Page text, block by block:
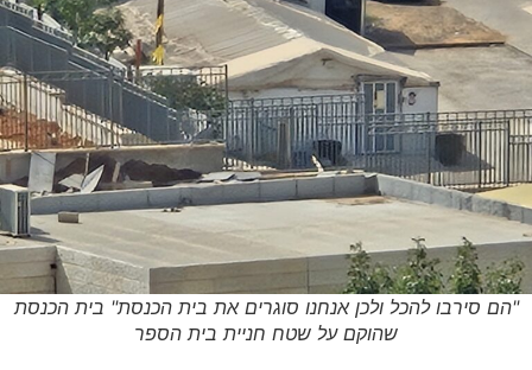
"הם סירבו להכל ולכן אנחנו סוגרים את בית הכנסת" בית הכנסת
שהוקם על שטח חניית בית הספר